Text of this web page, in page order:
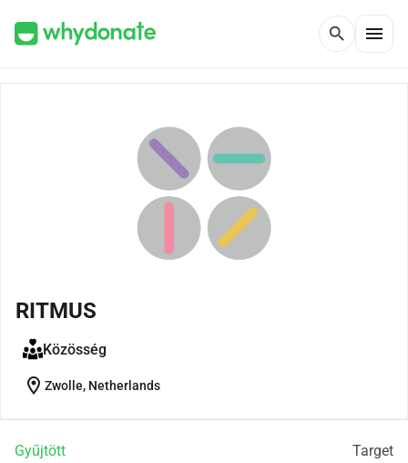
search menu
RITMUS
Közösség
location_on Zwolle, Netherlands
Gyűjtött Target